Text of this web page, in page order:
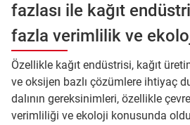
fazlası ile kağıt
fazla verimlilik ve
Özellikle kağıt endüstrisi, kağıt
ve oksijen bazlı çözümlere ihtiyaç
dalının gereksinimleri, özellikle
verimliliği ve ekoloji konusunda